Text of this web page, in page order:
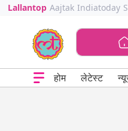
Lallantop Aajtak Indiatoday
होम लेटेस्ट